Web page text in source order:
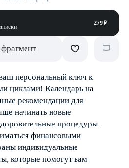
279 ₽
персональный ключ к
циклами! Календарь на
рекомендации для
начинать новые
процедуры,
финансовыми
индивидуальные
которые помогут вам